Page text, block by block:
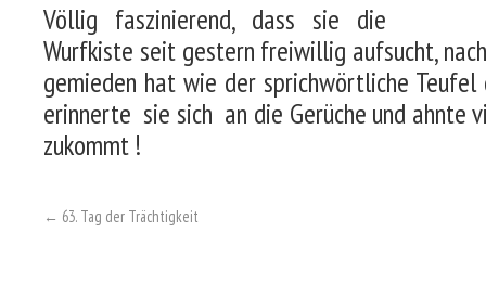
Völlig faszinierend, dass sie die
Wurfkiste seit gestern freiwillig aufsucht,
gemieden hat wie der sprichwörtliche Teufel
erinnerte sie sich an die Gerüche und ahnte
zukommt !
← 63. Tag der Trächtigkeit